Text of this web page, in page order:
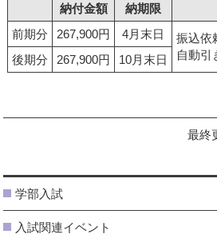
納付金額 納期限
前期分
267,900円 4月末日
振込依
自動引
後期分 267,900円 10月末日
最終
学部入試
入試関連イベント